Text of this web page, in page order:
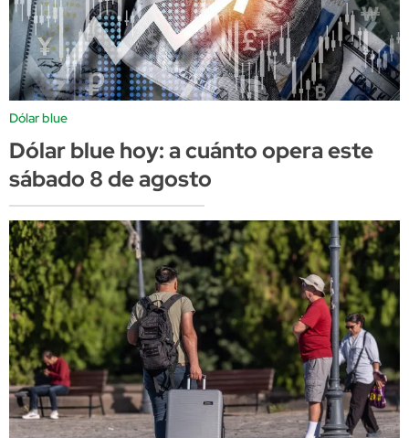
Dólar blue
Dólar blue hoy: a cuánto opera este
sábado 8 de agosto